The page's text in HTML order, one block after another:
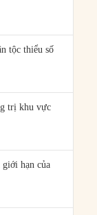
tộc thiểu số
trị khu vực
hạn của